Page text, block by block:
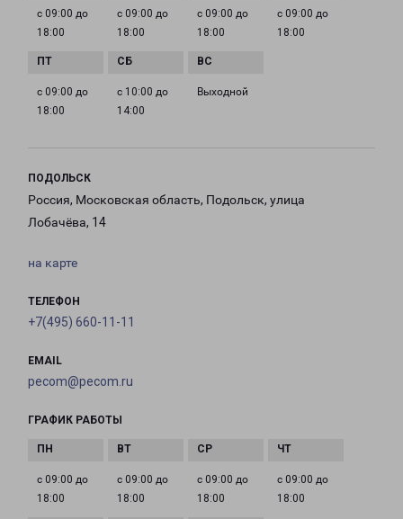
с 09:00 до
18:00
с 09:00 до
18:00
с 09:00 до
18:00
с 09:00 до
18:00
с 09:00 до
18:00
с 10:00 до
14:00
Выходной
ПОДОЛЬСК
Россия, Московская область, Подольск, улица
Лобачёва, 14
на карте
ТЕЛЕФОН
+7(495) 660-11-11
EMAIL
pecom@pecom.ru
ГРАФИК РАБОТЫ
с 09:00 до
18:00
с 09:00 до
18:00
с 09:00 до
18:00
с 09:00 до
18:00